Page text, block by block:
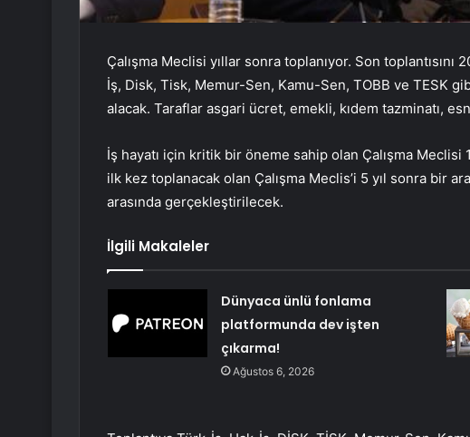
Çalışma Meclisi yıllar sonra toplanıyor. Son
İş, Disk, Tisk, Memur-Sen, Kamu-Sen, TOBB ve TESK
alacak. Taraflar asgari ücret, emekli, kıdem tazminatı,
İş hayatı için kritik bir öneme sahip olan Çalışma Meclisi
ilk kez toplanacak olan Çalışma Meclis’i 5 yıl sonra bir
arasında gerçekleştirilecek.
İlgili Makaleler
Dünyaca ünlü fonlama
platformunda dev işten
çıkarma!
Ağustos 6, 2026